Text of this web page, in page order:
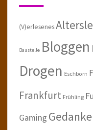
(V)erlesenes
Baustelle Bloggen
Drogen Eschborn
Frankfurt Frühling
Gaming